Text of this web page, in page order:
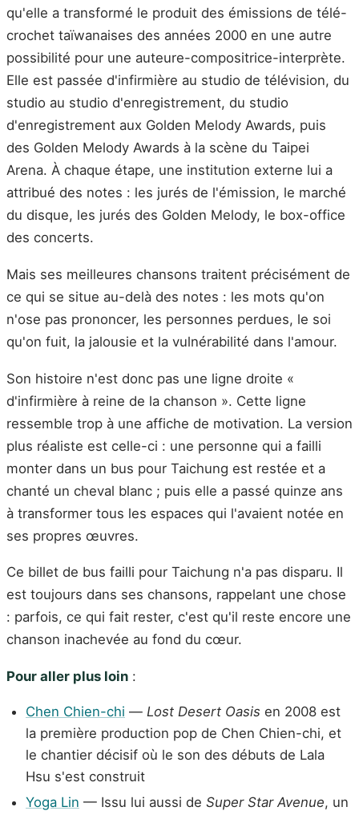
qu'elle a transformé le produit des émissions de télé-
crochet taïwanaises des années 2000 en une autre
possibilité pour une auteure-compositrice-interprète.
Elle est passée d'infirmière au studio de télévision, du
studio au studio d'enregistrement, du studio
d'enregistrement aux Golden Melody Awards, puis
des Golden Melody Awards à la scène du Taipei
Arena. À chaque étape, une institution externe lui a
attribué des notes : les jurés de l'émission, le marché
du disque, les jurés des Golden Melody, le box-office
des concerts.
Mais ses meilleures chansons traitent précisément de
ce qui se situe au-delà des notes : les mots qu'on
n'ose pas prononcer, les personnes perdues, le soi
qu'on fuit, la jalousie et la vulnérabilité dans l'amour.
Son histoire n'est donc pas une ligne droite «
d'infirmière à reine de la chanson ». Cette ligne
ressemble trop à une affiche de motivation. La version
plus réaliste est celle-ci : une personne qui a failli
monter dans un bus pour Taichung est restée et a
chanté un cheval blanc ; puis elle a passé quinze ans
à transformer tous les espaces qui l'avaient notée en
ses propres œuvres.
Ce billet de bus failli pour Taichung n'a pas disparu. Il
est toujours dans ses chansons, rappelant une chose
: parfois, ce qui fait rester, c'est qu'il reste encore une
chanson inachevée au fond du cœur.
Pour aller plus loin :
Chen Chien-chi — Lost Desert Oasis en 2008 est
la première production pop de Chen Chien-chi, et
le chantier décisif où le son des débuts de Lala
Hsu s'est construit
Yoga Lin — Issu lui aussi de Super Star Avenue, un